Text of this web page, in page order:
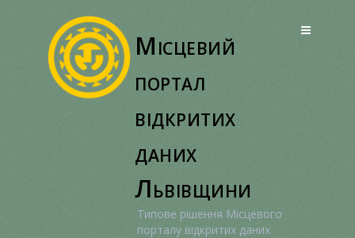
Місцевий
портал
відкритих
даних
Львівщини
Типове рішення Місцевого
порталу відкритих даних